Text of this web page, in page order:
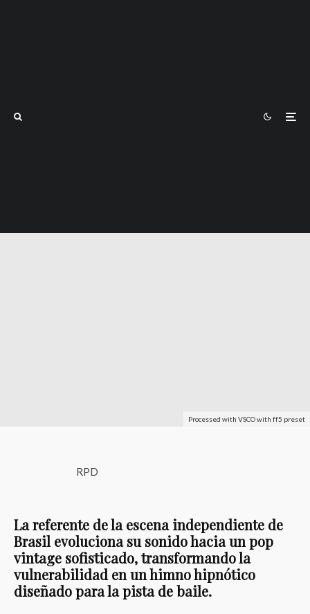
Processed with VSCO with ff5 preset
RPD
La referente de la escena independiente de
Brasil evoluciona su sonido hacia un pop
vintage sofisticado, transformando la
vulnerabilidad en un himno hipnótico
diseñado para la pista de baile.